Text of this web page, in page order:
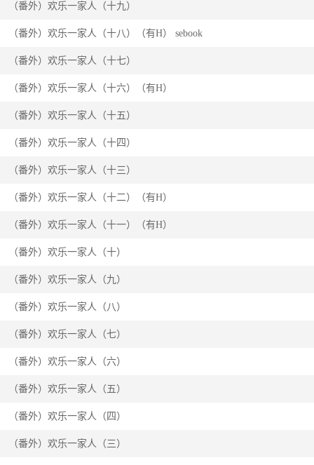
（番外）欢乐一家人（三）
（番外）欢乐一家人（四）
（番外）欢乐一家人（五）
（番外）欢乐一家人（六）
（番外）欢乐一家人（七）
（番外）欢乐一家人（八）
（番外）欢乐一家人（九）
（番外）欢乐一家人（十）
（番外）欢乐一家人（十一）（有H）
（番外）欢乐一家人（十二）（有H）
（番外）欢乐一家人（十三）
（番外）欢乐一家人（十四）
（番外）欢乐一家人（十五）
（番外）欢乐一家人（十六）（有H）
（番外）欢乐一家人（十七）
（番外）欢乐一家人（十八）（有H） sebook
（番外）欢乐一家人（十九）